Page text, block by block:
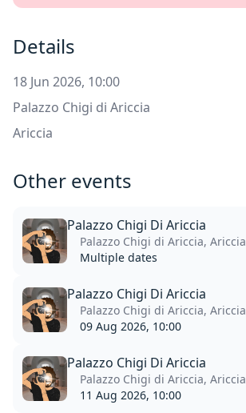
Details
18 Jun 2026, 10:00
Palazzo Chigi di Ariccia
Ariccia
Other events
Palazzo Chigi Di Ariccia
Palazzo Chigi di Ariccia, Ariccia
Multiple dates
Palazzo Chigi Di Ariccia
Palazzo Chigi di Ariccia, Ariccia
09 Aug 2026, 10:00
Palazzo Chigi Di Ariccia
Palazzo Chigi di Ariccia, Ariccia
11 Aug 2026, 10:00